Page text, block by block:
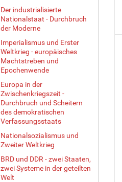
Der industrialisierte
Nationalstaat - Durchbruch
der Moderne
Imperialismus und Erster
Weltkrieg - europäisches
Machtstreben und
Epochenwende
Europa in der
Zwischenkriegszeit -
Durchbruch und Scheitern
des demokratischen
Verfassungsstaats
Nationalsozialismus und
Zweiter Weltkrieg
BRD und DDR - zwei Staaten,
zwei Systeme in der geteilten
Welt